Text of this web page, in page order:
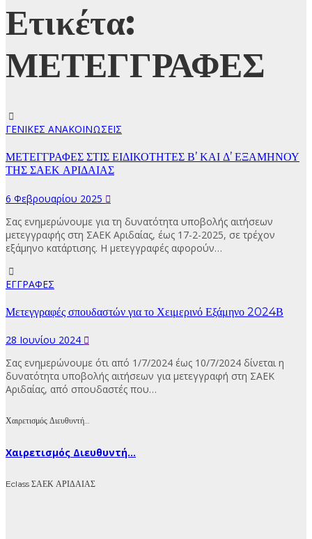
Ετικέτα:
ΜΕΤΕΓΓΡΑΦΕΣ
ΓΕΝΙΚΕΣ ΑΝΑΚΟΙΝΩΣΕΙΣ
ΜΕΤΕΓΓΡΑΦΕΣ ΣΤΙΣ ΕΙΔΙΚΟΤΗΤΕΣ Β’ ΚΑΙ Δ’ ΕΞΑΜΗΝΟΥ
ΤΗΣ ΣΑΕΚ ΑΡΙΔΑΙΑΣ
6 Φεβρουαρίου 2025
Σας ενημερώνουμε για τη δυνατότητα υποβολής αιτήσεων
μετεγγραφής στη ΣΑΕΚ Αριδαίας, έως 17-2-2025, σε τρέχον
εξάμηνο κατάρτισης. Η μετεγγραφές αφορούν…
ΕΓΓΡΑΦΕΣ
Μετεγγραφές σπουδαστών για το Χειμερινό Εξάμηνο 2024Β
28 Ιουνίου 2024
Σας ενημερώνουμε ότι από 1/7/2024 έως 10/7/2024 δίνεται η
δυνατότητα υποβολής αιτήσεων για μετεγγραφή στη ΣΑΕΚ
Αριδαίας, από σπουδαστές που…
Χαιρετισμός Διευθυντή…
Χαιρετισμός Διευθυντή...
Eclass ΣΑΕΚ ΑΡΙΔΑΙΑΣ